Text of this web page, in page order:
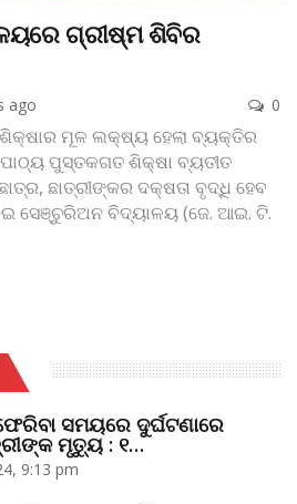
ଗ୍ରୀଷ୍ମ ଶିବିର
ago 0
ମୂଳ ଲକ୍ଷ୍ୟ ହେଲା ବ୍ୟକ୍ତିର
ପାଠ୍ୟ ପୁସ୍ତକଗତ ଶିକ୍ଷା ବ୍ୟତୀତ
ଛାତ୍ରୀଙ୍କର ଦକ୍ଷତା ବୃଦ୍ଧି ହେବ
ସେଞ୍ଚୁରିଅନ ବିଦ୍ୟାଳୟ (ଜେ. ଆଇ. ଟି.
ସମୟରେ ଦୁର୍ଘଟଣାରେ
ମୃତ୍ୟୁ : ୧…
9:13 pm